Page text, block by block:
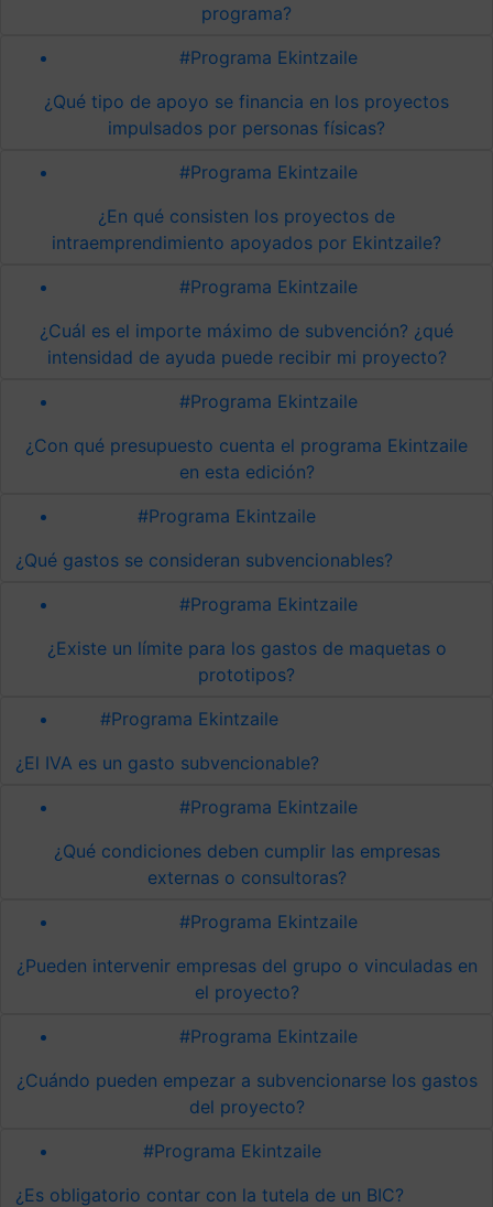
programa?
#Programa Ekintzaile
¿Qué tipo de apoyo se financia en los proyectos
impulsados por personas físicas?
#Programa Ekintzaile
¿En qué consisten los proyectos de
intraemprendimiento apoyados por Ekintzaile?
#Programa Ekintzaile
¿Cuál es el importe máximo de subvención? ¿qué
intensidad de ayuda puede recibir mi proyecto?
#Programa Ekintzaile
¿Con qué presupuesto cuenta el programa Ekintzaile
en esta edición?
#Programa Ekintzaile
¿Qué gastos se consideran subvencionables?
#Programa Ekintzaile
¿Existe un límite para los gastos de maquetas o
prototipos?
#Programa Ekintzaile
¿El IVA es un gasto subvencionable?
#Programa Ekintzaile
¿Qué condiciones deben cumplir las empresas
externas o consultoras?
#Programa Ekintzaile
¿Pueden intervenir empresas del grupo o vinculadas en
el proyecto?
#Programa Ekintzaile
¿Cuándo pueden empezar a subvencionarse los gastos
del proyecto?
#Programa Ekintzaile
¿Es obligatorio contar con la tutela de un BIC?